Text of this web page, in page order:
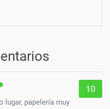
10
lugar, papelería muy